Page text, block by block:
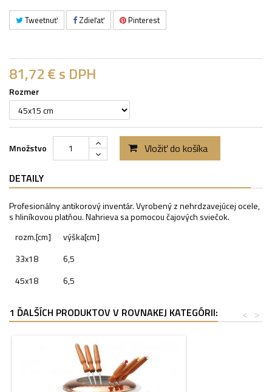
Tweetnuť Zdieľať Pinterest
81,72 €s DPH
Rozmer
Množstvo Vložiť do košíka
DETAILY
Profesionálny antikorový inventár. Vyrobený z nehrdzavejúcej ocele,
s hliníkovou platňou. Nahrieva sa pomocou čajových sviečok.
rozm.[cm]
výška[cm]
33x18
6,5
45x18
6,5
1 ĎALŠÍCH PRODUKTOV V ROVNAKEJ KATEGÓRII: >
<